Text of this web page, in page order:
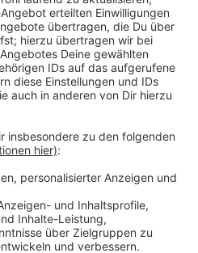
auf Rang 18, mehr
Haushalte nur in Bielefeld
An der Spitze der Liste
mehr als vor einem Jahr, es